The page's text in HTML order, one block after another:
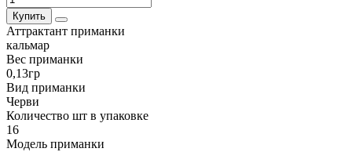
Купить
Аттрактант приманки
кальмар
Вес приманки
0,13гр
Вид приманки
Черви
Количество шт в упаковке
16
Модель приманки